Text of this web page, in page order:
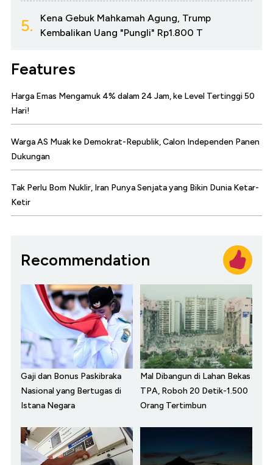
5.
Kena Gebuk Mahkamah Agung, Trump
Kembalikan Uang "Pungli" Rp1.800 T
Features
Harga Emas Mengamuk 4% dalam 24 Jam, ke Level Tertinggi 50
Hari!
Warga AS Muak ke Demokrat-Republik, Calon Independen Panen
Dukungan
Tak Perlu Bom Nuklir, Iran Punya Senjata yang Bikin Dunia Ketar-
Ketir
Recommendation
Gaji dan Bonus Paskibraka
Nasional yang Bertugas di
Istana Negara
Mal Dibangun di Lahan Bekas
TPA, Roboh 20 Detik-1.500
Orang Tertimbun